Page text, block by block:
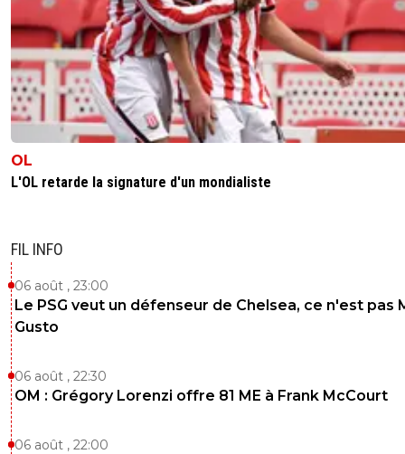
OL
L'OL retarde la signature d'un mondialiste
FIL INFO
06 août , 23:00
Le PSG veut un défenseur de Chelsea, ce n'est pas
Gusto
06 août , 22:30
OM : Grégory Lorenzi offre 81 ME à Frank McCourt
06 août , 22:00